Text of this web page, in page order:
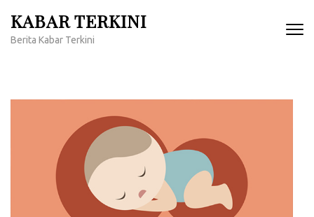
konten
KABAR TERKINI
Berita Kabar Terkini